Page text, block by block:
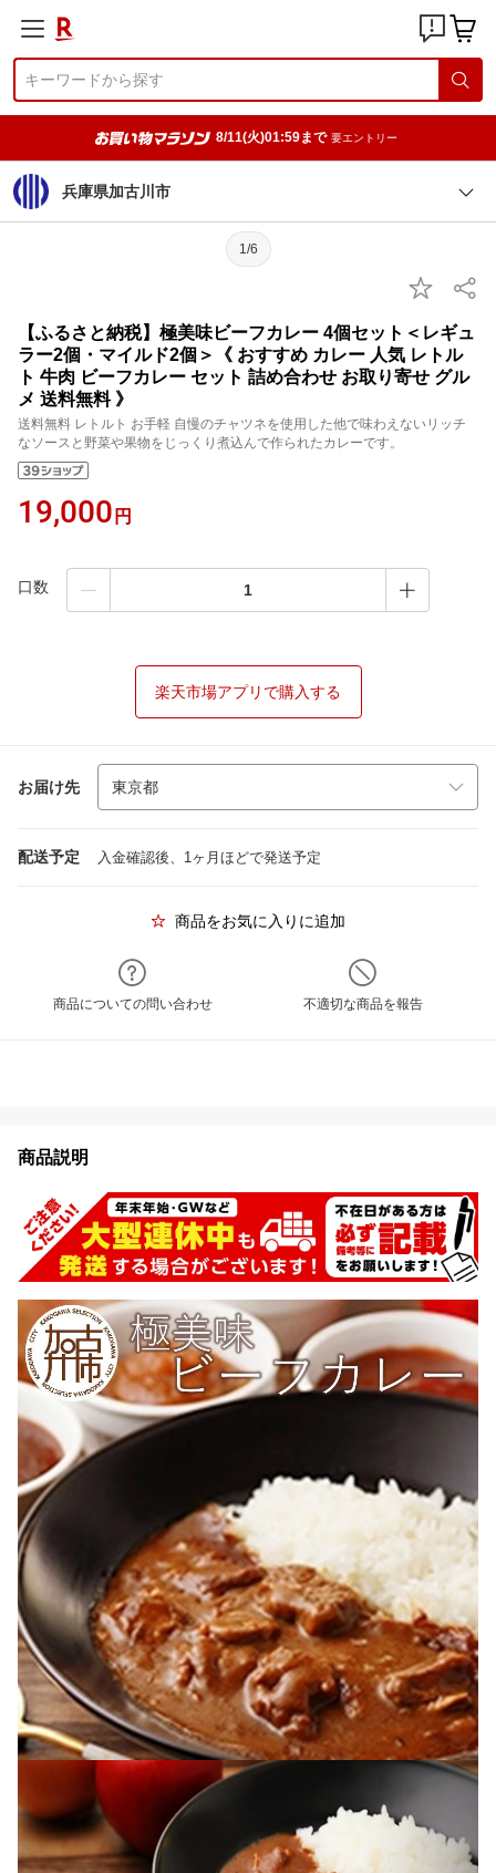
8/11(火)01:59まで 要エントリー
兵庫県加古川市
1/6
【ふるさと納税】極美味ビーフカレー 4個セット＜レギュ
ラー2個・マイルド2個＞《 おすすめ カレー 人気 レトル
ト 牛肉 ビーフカレー セット 詰め合わせ お取り寄せ グル
メ 送料無料 》
送料無料 レトルト お手軽 自慢のチャツネを使用した他で味わえないリッチ
なソースと野菜や果物をじっくり煮込んで作られたカレーです。
19,000 円
口数
楽天市場アプリで購入する
お届け先
配送予定 入金確認後、1ヶ月ほどで発送予定
商品をお気に入りに追加
商品についての問い合わせ 不適切な商品を報告
商品説明